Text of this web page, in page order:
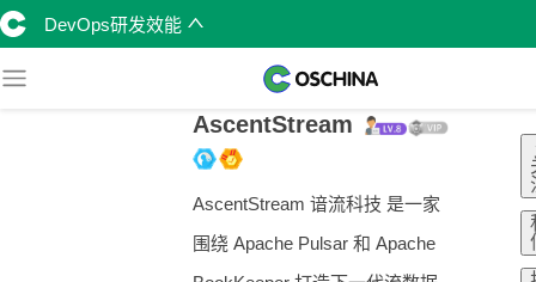
DevOps研发效能
AscentStream
AscentStream 谙流科技 是一家
围绕 Apache Pulsar 和 Apache